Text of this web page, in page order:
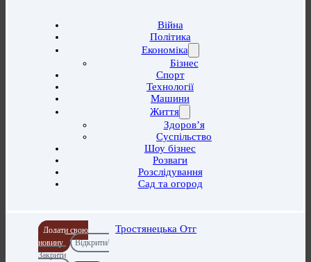
Війна
Політика
Економіка
Бізнес
Спорт
Технології
Машини
Життя
Здоров’я
Суспільство
Шоу бізнес
Розваги
Розслідування
Сад та огород
Додати свою
новину
Відкрити/
Закрити
Тростянецька Отг